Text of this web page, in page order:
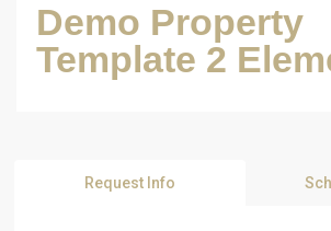
Demo Property
Template 2
Request Info